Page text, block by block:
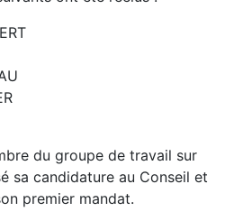
du groupe de travail sur
sa candidature au Conseil et
premier mandat.